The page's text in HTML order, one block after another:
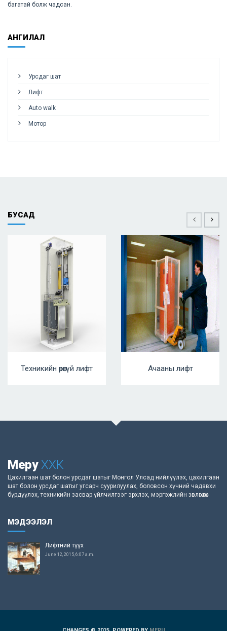
багатай болж чадсан.
АНГИЛАЛ
Урсдаг шат
Лифт
Auto walk
Мотор
БУСАД
Техникийн өрөөгүй лифт Ачааны лифт
МеруХХК
Цахилгаан шат болон урсдаг шатыг Монгол Улсад нийлүүлэх, цахилгаан
шат болон урсдаг шатыг угсарч суурилуулах, боловсон хүчний чадавхи
бүрдүүлэх, техникийн засвар үйлчилгээг эрхлэх, мэргэжлийн зөвлөгөө өгөх
МЭДЭЭЛЭЛ
Лифтний түүх
June 12, 2015, 6:07 a.m.